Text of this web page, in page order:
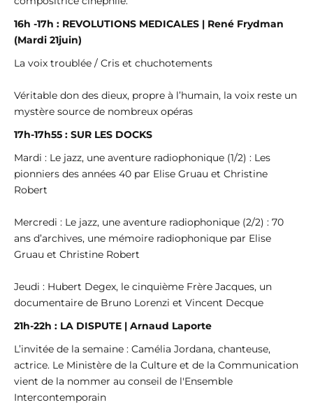
16h -17h : REVOLUTIONS MEDICALES | René Frydman
(Mardi 21juin)
La voix troublée / Cris et chuchotements
Véritable don des dieux, propre à l’humain, la voix reste un
mystère source de nombreux opéras
17h-17h55 : SUR LES DOCKS
Mardi : Le jazz, une aventure radiophonique (1/2) : Les
pionniers des années 40 par Elise Gruau et Christine
Robert
Mercredi : Le jazz, une aventure radiophonique (2/2) : 70
ans d’archives, une mémoire radiophonique par Elise
Gruau et Christine Robert
Jeudi : Hubert Degex, le cinquième Frère Jacques, un
documentaire de Bruno Lorenzi et Vincent Decque
21h-22h : LA DISPUTE | Arnaud Laporte
L’invitée de la semaine : Camélia Jordana, chanteuse,
actrice. Le Ministère de la Culture et de la Communication
vient de la nommer au conseil de l'Ensemble
Intercontemporain